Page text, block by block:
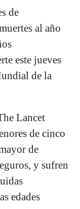
de
al año
este jueves
de la
Lancet
de cinco
de
y sufren
edades